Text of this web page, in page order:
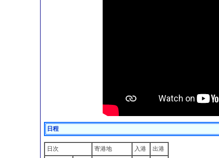
日程
日次 寄港地 入港
出港